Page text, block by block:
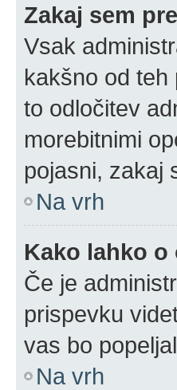
Zakaj sem
Vsak
kakšno od teh
to odločitev
morebitnimi
pojasni, zakaj
Na vrh
Kako lahko
Če je
prispevku
vas bo
Na vrh